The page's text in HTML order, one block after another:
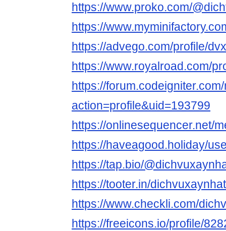
https://www.proko.com/
https://
https://advego.com/profile/
https://www.royalroad.com/
https://
action=profile&uid=193799
https://onlinesequencer.net/
https://haveagood.holiday/
https://tap.bio/
https://tooter.in/
https://www.checkli.com/
https://freeicons.io/profile/